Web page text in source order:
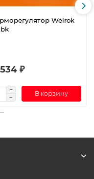
Welrok
₽
В корзину